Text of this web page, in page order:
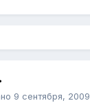
9 сентября, 2009